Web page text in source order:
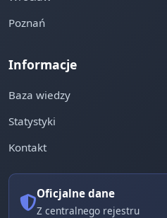
Poznań
Informacje
Baza wiedzy
Statystyki
Kontakt
Oficjalne dane
Z centralnego rejestru